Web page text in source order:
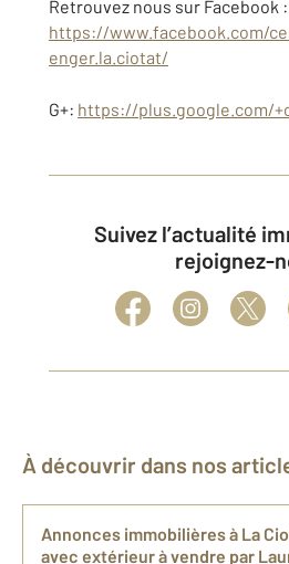
Retrouvez nous sur Facebook :
https://www.facebook.com/
enger.la.ciotat/
G+: https://plus.google.com/
Suivez l’actualité immobilière et
rejoignez-
À découvrir dans nos
Annonces immobilières à La
avec extérieur à vendre par